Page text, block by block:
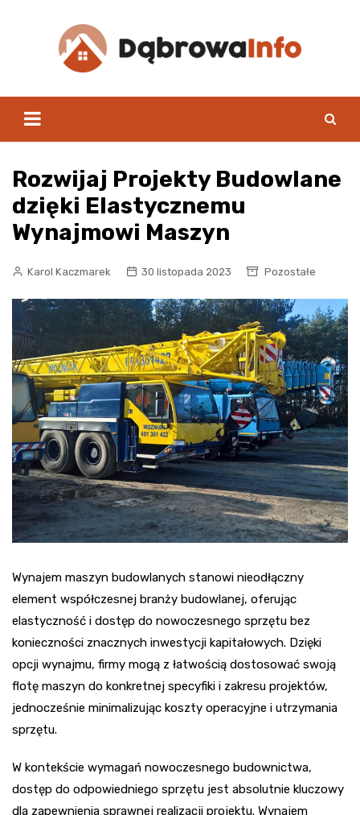
Rozwijaj Projekty Budowlane
dzięki Elastycznemu
Wynajmowi Maszyn
Karol Kaczmarek 30 listopada 2023 Pozostałe
Wynajem maszyn budowlanych stanowi nieodłączny
element współczesnej branży budowlanej, oferując
elastyczność i dostęp do nowoczesnego sprzętu bez
konieczności znacznych inwestycji kapitałowych. Dzięki
opcji wynajmu, firmy mogą z łatwością dostosować swoją
flotę maszyn do konkretnej specyfiki i zakresu projektów,
jednocześnie minimalizując koszty operacyjne i utrzymania
sprzętu.
W kontekście wymagań nowoczesnego budownictwa,
dostęp do odpowiedniego sprzętu jest absolutnie kluczowy
dla zapewnienia sprawnej realizacji projektu. Wynajem